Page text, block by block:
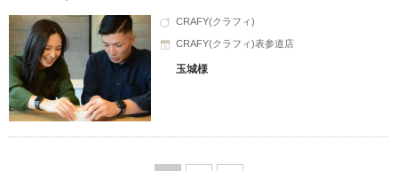
CRAFY(クラフィ)
CRAFY(クラフィ)表参道店
玉城様